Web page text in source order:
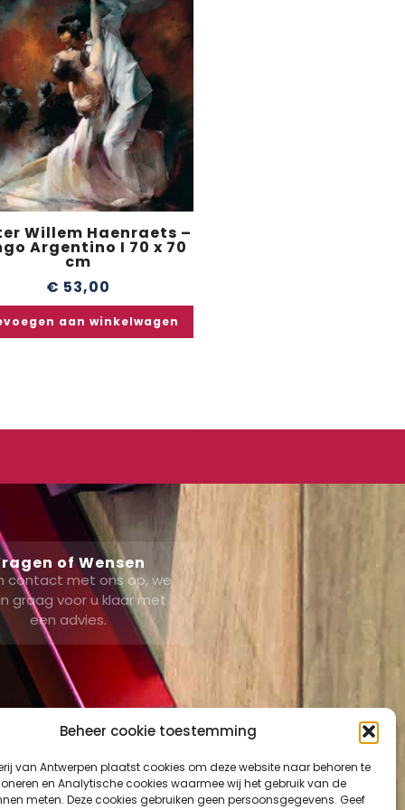
Beheer cookie toestemming
van Antwerpen plaatst cookies om deze website naar behoren te
en Analytische cookies waarmee wij het gebruik van de
meten. Deze cookies gebruiken geen persoonsgegevens. Geef
Willem Haenraets –
Argentino I 70 x 70
cm
€ 53,00
aan winkelwagen
of Wensen
contact met ons op, we
graag voor u klaar met
een advies.